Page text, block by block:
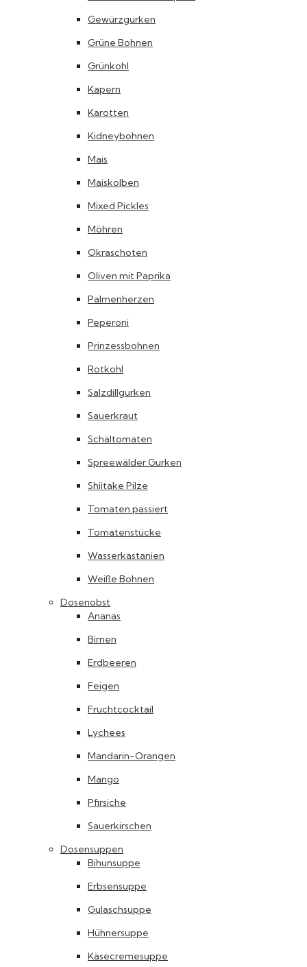
Gewürzgurken
Grüne Bohnen
Grünkohl
Kapern
Karotten
Kidneybohnen
Mais
Maiskolben
Mixed Pickles
Möhren
Okraschoten
Oliven mit Paprika
Palmenherzen
Peperoni
Prinzessbohnen
Rotkohl
Salzdillgurken
Sauerkraut
Schältomaten
Spreewälder Gurken
Shiitake Pilze
Tomaten passiert
Tomatenstücke
Wasserkastanien
Weiße Bohnen
Dosenobst
Ananas
Birnen
Erdbeeren
Feigen
Fruchtcocktail
Lychees
Mandarin-Orangen
Mango
Pfirsiche
Sauerkirschen
Dosensuppen
Bihunsuppe
Erbsensuppe
Gulaschsuppe
Hühnersuppe
Käsecremesuppe